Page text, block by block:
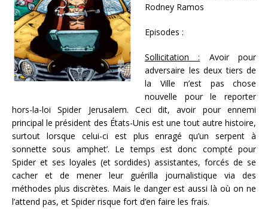
Rodney Ramos
Episodes :
Sollicitation : Avoir pour
adversaire les deux tiers de
la Ville n’est pas chose
nouvelle pour le reporter
hors-la-loi Spider Jerusalem. Ceci dit, avoir pour ennemi
principal le président des États-Unis est une tout autre histoire,
surtout lorsque celui-ci est plus enragé qu’un serpent à
sonnette sous amphet’. Le temps est donc compté pour
Spider et ses loyales (et sordides) assistantes, forcés de se
cacher et de mener leur guérilla journalistique via des
méthodes plus discrètes. Mais le danger est aussi là où on ne
l’attend pas, et Spider risque fort d’en faire les frais.